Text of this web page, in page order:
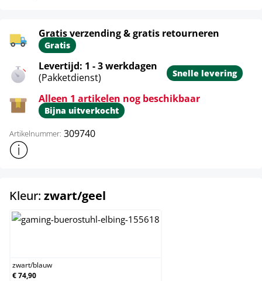
Gratis verzending & gratis retourneren
Gratis
Levertijd: 1 - 3 werkdagen
(Pakketdienst)
Snelle levering
Alleen 1 artikelen nog beschikbaar
Bijna uitverkocht
Artikelnummer: 309740
Toon meer productinformatie
Kleur: zwart/geel
zwart/blauw
€ 74,90